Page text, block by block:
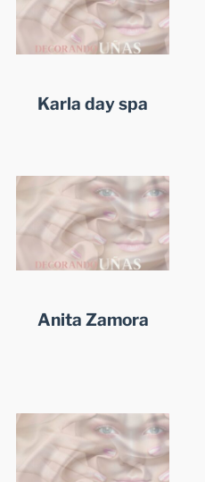
Karla day spa
Anita Zamora